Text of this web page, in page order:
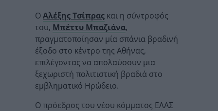
ΟΑλέξης Τσίπρας και η σύντροφός
του, Μπέττυ Μπαζιάνα,
πραγματοποίησαν μία σπάνια βραδινή
έξοδο στο κέντρο της Αθήνας,
επιλέγοντας να απολαύσουν μια
ξεχωριστή πολιτιστική βραδιά στο
εμβληματικό Ηρώδειο.
Ο πρόεδρος του νέου κόμματος ΕΛΑΣ